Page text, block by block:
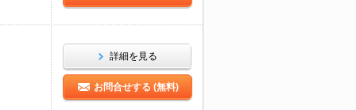
詳細を見る
お問合せする (無料)